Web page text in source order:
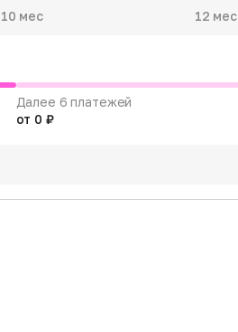
10 мес 12 мес
Далее 6 платежей
от 0 ₽